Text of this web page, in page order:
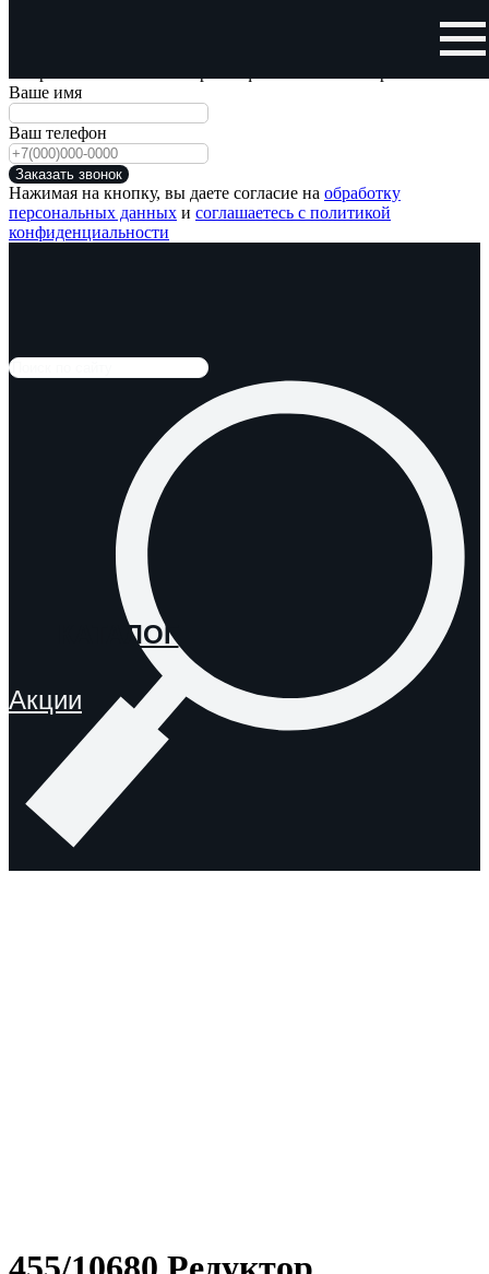
Ваше имя
Ваш телефон
Заказать звонок
Нажимая на кнопку, вы даете согласие на обработку
персональных данных и соглашаетесь с политикой
конфиденциальности
КАТАЛОГ
Акции